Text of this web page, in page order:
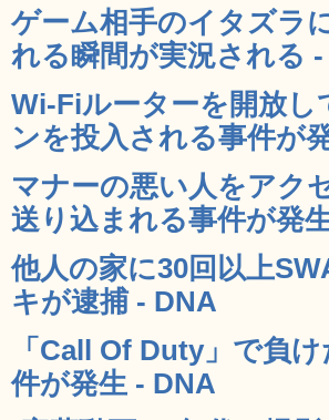
ゲーム相手のイタズラ
れる瞬間が実況される
Wi-Fiルーターを開放
ンを投入される事件が
マナーの悪い人をアク
送り込まれる事件が発
他人の家に30回以上
キが逮捕 - DNA
「Call Of Duty」で負
件が発生 - DNA